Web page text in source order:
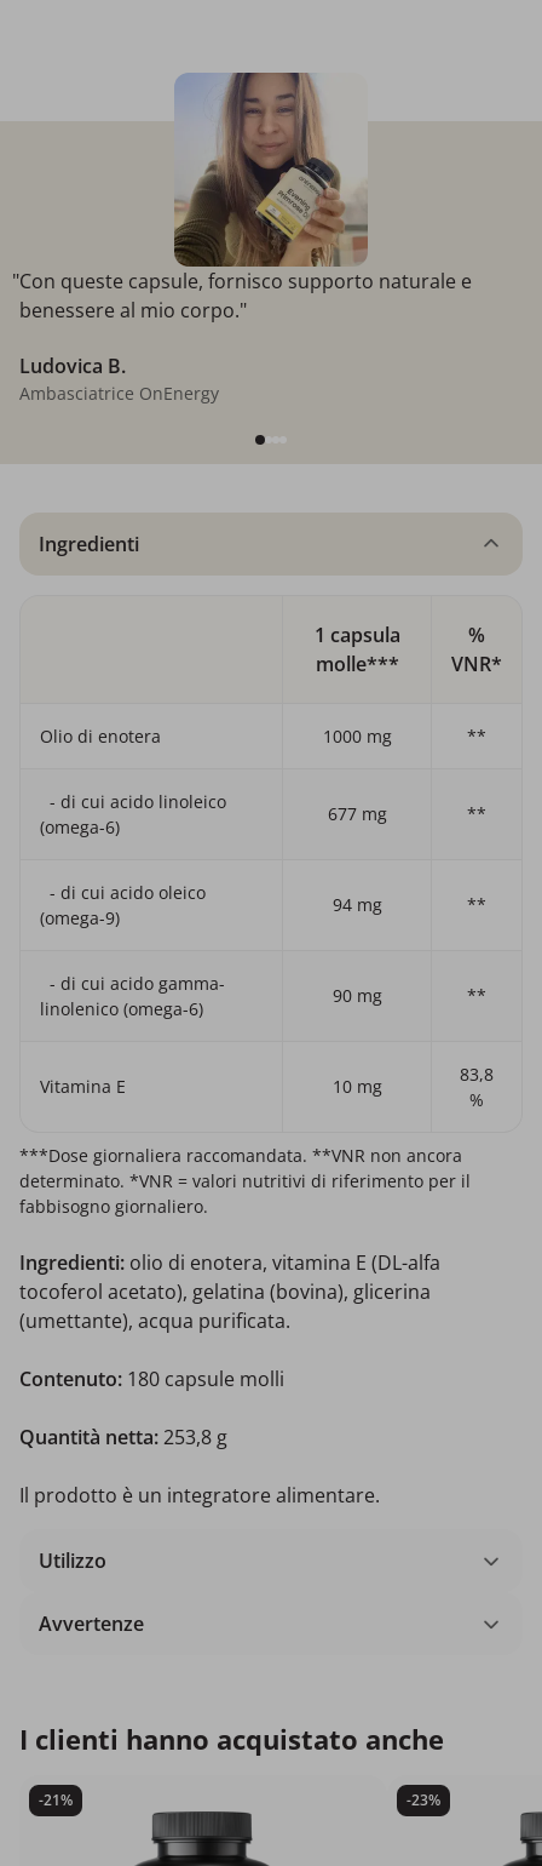
"Con queste capsule, fornisco supporto naturale e
benessere al mio corpo."
Ludovica B.
Ambasciatrice OnEnergy
Ingredienti
1 capsula
molle***
%
VNR*
Olio di enotera 1000 mg **
- di cui acido linoleico
(omega-6)
677 mg **
- di cui acido oleico
(omega-9)
94 mg **
- di cui acido gamma-
linolenico (omega-6)
90 mg **
Vitamina E 10 mg
83,8
%
***Dose giornaliera raccomandata. **VNR non ancora
determinato. *VNR = valori nutritivi di riferimento per il
fabbisogno giornaliero.
Ingredienti: olio di enotera, vitamina E (DL-alfa
tocoferol acetato), gelatina (bovina), glicerina
(umettante), acqua purificata.
Contenuto: 180 capsule molli
Quantità netta:253,8 g
Il prodotto è un integratore alimentare.
Utilizzo
Avvertenze
I clienti hanno acquistato anche
-21% -23%